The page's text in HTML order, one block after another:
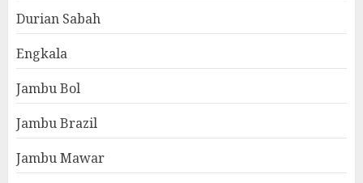
Durian Sabah
Engkala
Jambu Bol
Jambu Brazil
Jambu Mawar